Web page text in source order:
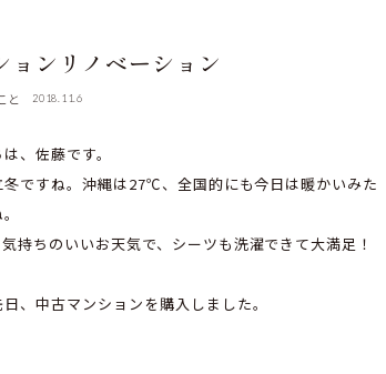
ョンリノベーション
と 2018.11.6
、佐藤です。
冬ですね。沖縄は27℃、全国的にも今日は暖かいみた
気持ちのいいお天気で、シーツも洗濯できて大満足！
、中古マンションを購入しました。